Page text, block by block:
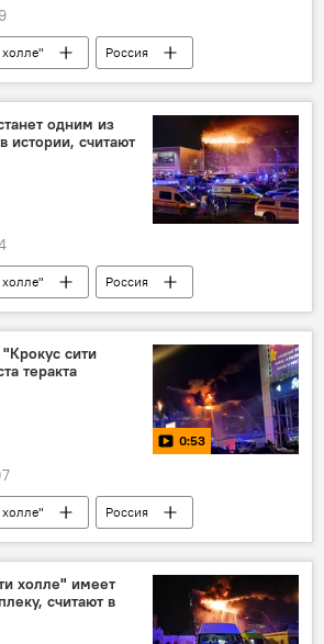
холле"
Россия
патриарх Кирилл
одним из
истории, считают
холле"
Россия
теракт
сити
теракта
0:53
холле"
Россия
Происшествия
холле" имеет
считают в